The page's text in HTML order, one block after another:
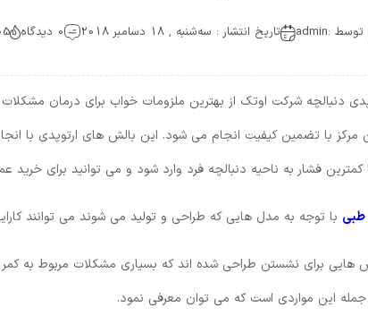
توسط :admin تاریخ انتشار : سه‌شنبه , 18 دسامبر 2018 0 دیدگاه 305
دنبالچه شرکت اوتک از بهترین ملزومات خواب برای درمان
مرکز با تضمین کیفیت انجام می شود. این بالش های ارتوپدی با
کمترین فشار به ناحیه دنبالچه فرد وارد شود و می توانید برای
طبی با توجه به مدل هایی که طراحی و تولید می شوند می توانند
هایی برای نشستن طراحی شده اند که بسیاری مشکلات مربوط به
جمله این مواردی است که می توان معرفی نمود.